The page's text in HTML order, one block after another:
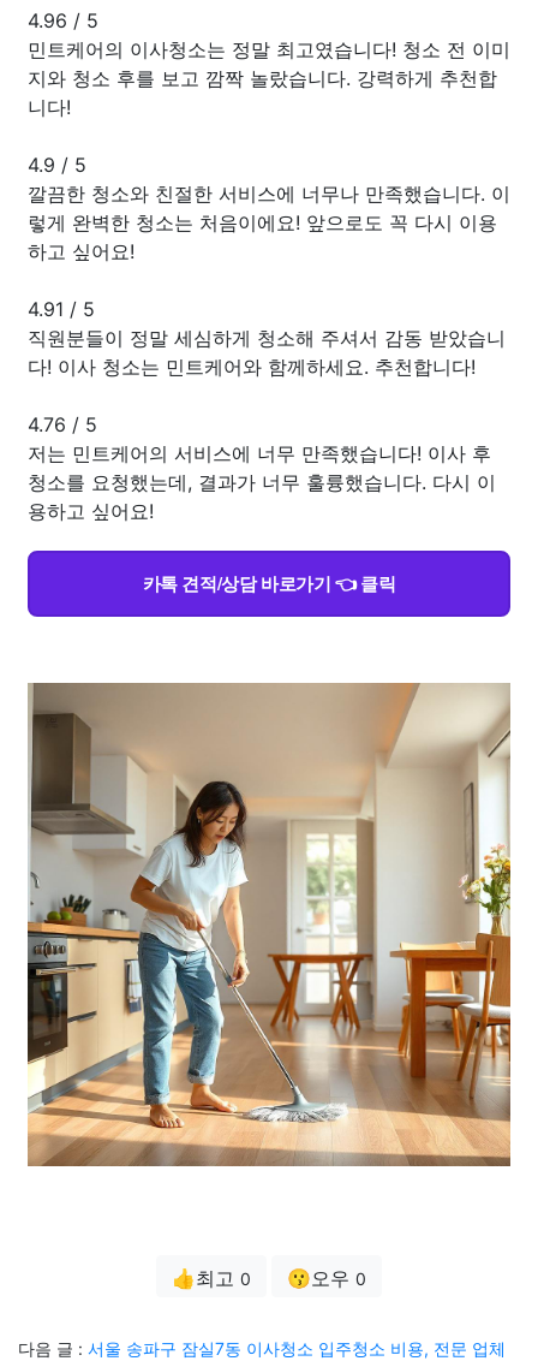
4.96 / 5
민트케어의 이사청소는 정말 최고였습니다! 청소 전 이미
지와 청소 후를 보고 깜짝 놀랐습니다. 강력하게 추천합
니다!
4.9 / 5
깔끔한 청소와 친절한 서비스에 너무나 만족했습니다. 이
렇게 완벽한 청소는 처음이에요! 앞으로도 꼭 다시 이용
하고 싶어요!
4.91 / 5
직원분들이 정말 세심하게 청소해 주셔서 감동 받았습니
다! 이사 청소는 민트케어와 함께하세요. 추천합니다!
4.76 / 5
저는 민트케어의 서비스에 너무 만족했습니다! 이사 후
청소를 요청했는데, 결과가 너무 훌륭했습니다. 다시 이
용하고 싶어요!
카톡 견적/상담 바로가기 👈 클릭
👍최고 0 😗오우 0
다음 글 : 서울 송파구 잠실7동 이사청소 입주청소 비용, 전문 업체